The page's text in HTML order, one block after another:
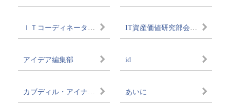
アイデア編集部 id
あいに